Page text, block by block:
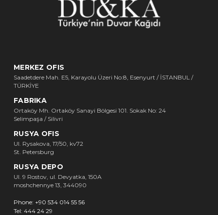
MERKEZ OFIS
Saadetdere Mah. E5, Karayolu Üzeri No:8, Esenyurt / İSTANBUL /
TÜRKİYE
FABRIKA
Ortaköy Mh. Ortaköy Sanayi Bölgesi 101. Sokak No: 24
Selimpaşa / Silivri
RUSYA OFIS
Ul. Rysakova, 17/50, kv72
St. Petersburg
RUSYA DEPO
Ul. 9 Rostov, ul. Devyatka, 150A
moshchennye 13, 344090
Phone: +90 534 014 55 56
Tel: 444 24 29